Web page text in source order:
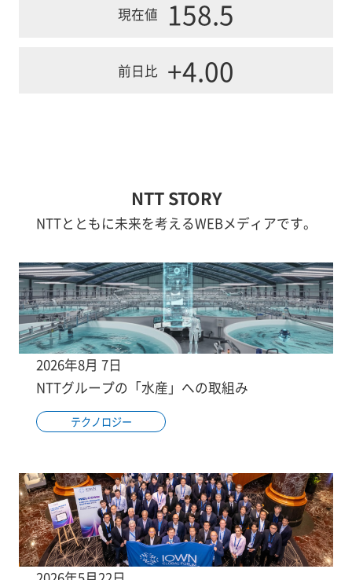
現在値 158.5
前日比 +4.00
NTT STORY
NTTとともに未来を考えるWEBメディアです。
2026年8月 7日
NTTグループの「水産」への取組み
テクノロジー